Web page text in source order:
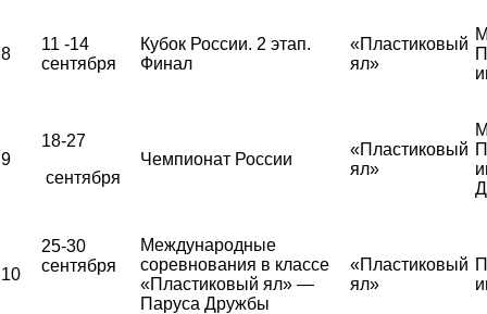
8
11 -14
сентября
Кубок России. 2 этап.
Финал
«Пластиковый
ял»
9
18-27
сентября
Чемпионат России
«Пластиковый
ял»
10
25-30
сентября
Международные
соревнования в классе
«Пластиковый ял» —
Паруса Дружбы
«Пластиковый
ял»